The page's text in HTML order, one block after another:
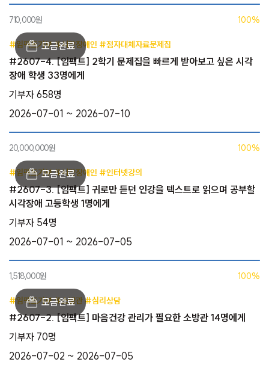
710,000원 100%
#임팩트기부 #시각장애인 #점자대체자료문제집
#2607-4. [임팩트] 2학기 문제집을 빠르게 받아보고 싶은 시각
장애 학생 33명에게
기부자 658명
2026-07-01 ~ 2026-07-10
20,000,000원 100%
#임팩트기부 #시각장애인 #인터넷강의
#2607-3. [임팩트] 귀로만 듣던 인강을 텍스트로 읽으며 공부할
시각장애 고등학생 1명에게
기부자 54명
2026-07-01 ~ 2026-07-05
1,518,000원 100%
#임팩트기부 #소방관 #심리상담
#2607-2. [임팩트] 마음건강 관리가 필요한 소방관 14명에게
기부자 70명
2026-07-02 ~ 2026-07-05